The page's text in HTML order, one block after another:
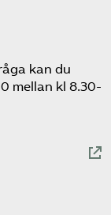
kan du
mellan kl 8.30-